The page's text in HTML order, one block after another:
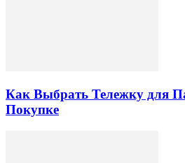
Как Выбрать Тележку для
Покупке